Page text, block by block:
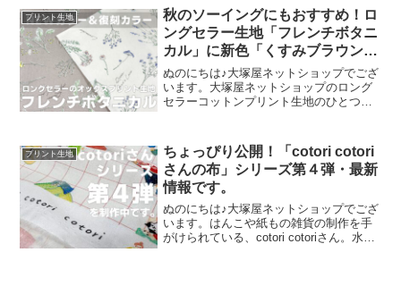
集ページよりご覧いただけます。＼
mingswi
プリント生地
秋のソーイングにもおすすめ！ロ
ングセラー生地「フレンチボタニ
カル」に新色「くすみブラウン」
が登場！
ぬのにちは♪大塚屋ネットショップでござ
います。大塚屋ネットショップのロング
セラーコットンプリント生地のひとつ
た「ペールピンク」の再販が、この度決
定いたしました。2026
プリント生地
ちょっぴり公開！「cotori cotori
さんの布」シリーズ第４弾・最新
情報です。
ぬのにちは♪大塚屋ネットショップでござ
います。はんこや紙もの雑貨の制作を手
がけられている、cotori cotoriさん。水彩